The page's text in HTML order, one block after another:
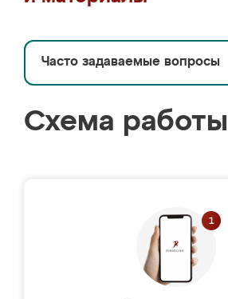
Часто задаваемые вопросы
Схема работы